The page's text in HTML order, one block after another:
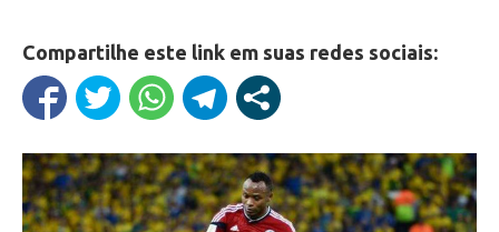
Compartilhe este link em suas redes sociais: